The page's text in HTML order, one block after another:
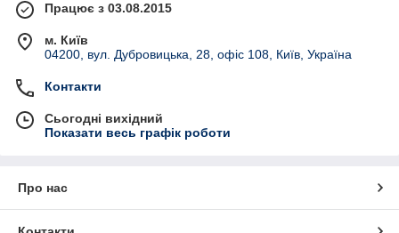
Працює з 03.08.2015
м. Київ
04200, вул. Дубровицька, 28, офіс 108, Київ, Україна
Контакти
Сьогодні вихідний
Показати весь графік роботи
Про нас